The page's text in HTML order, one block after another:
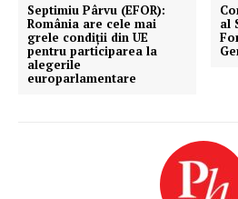
Septimiu Pârvu (EFOR):
România are cele mai
grele condiții din UE
pentru participarea la
alegerile
europarlamentare
al